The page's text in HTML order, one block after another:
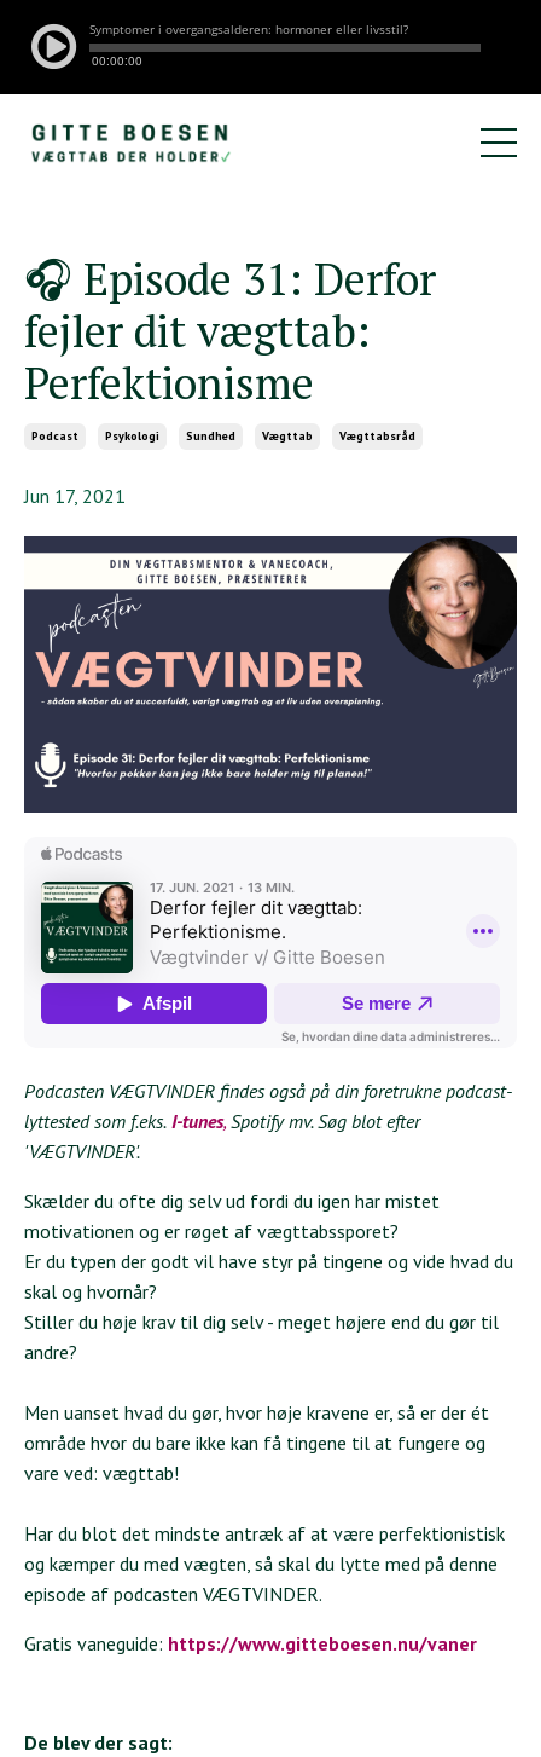
🎧 Episode 31: Derfor
fejler dit vægttab:
Perfektionisme
Podcast Psykologi Sundhed Vægttab Vægttabsråd
Jun 17, 2021
Podcasten VÆGTVINDER findes også på din foretrukne podcast-
lyttested som f.eks. I-tunes, Spotify mv. Søg blot efter
'VÆGTVINDER'.
Skælder du ofte dig selv ud fordi du igen har mistet
motivationen og er røget af vægttabssporet?
Er du typen der godt vil have styr på tingene og vide hvad du
skal og hvornår?
Stiller du høje krav til dig selv - meget højere end du gør til
andre?
Men uanset hvad du gør, hvor høje kravene er, så er der ét
område hvor du bare ikke kan få tingene til at fungere og
vare ved: vægttab!
Har du blot det mindste antræk af at være perfektionistisk
og kæmper du med vægten, så skal du lytte med på denne
episode af podcasten VÆGTVINDER.
Gratis vaneguide: https://www.gitteboesen.nu/vaner
De blev der sagt: